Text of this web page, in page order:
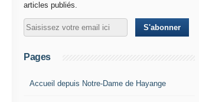
articles publiés.
Pages
Accueil depuis Notre-Dame de Hayange